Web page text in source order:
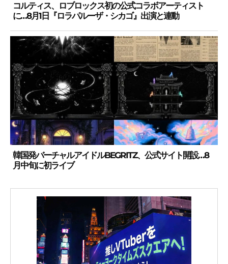
コルティス、ロブロックス初の公式コラボアーティスト
に…8月1日『ロラパルーザ・シカゴ』出演と連動
韓国発バーチャルアイドルBEGRITZ、公式サイト開設…8
月中旬に初ライブ